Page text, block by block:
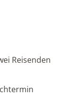
Reisenden